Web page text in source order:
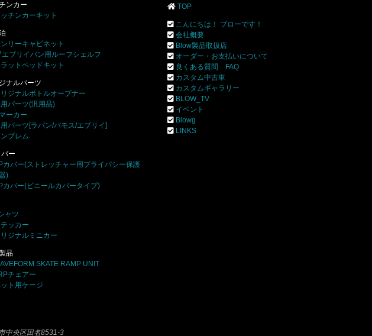
ンカー
チンカーキット
ンリーキャビネット
エブリイバン用ルーフシェルフ
ットベッドキット
ナルパーツ
ジナルボトルオープナー
パーツ(汎用品)
ーカー
パーツ[ラパン/バモス/エブリイ]
ブレム
バー
カバー(ストレッチャー用プライバシー保護
)
カバー(ビニールカバータイプ)
ャツ
ッカー
ジナルミニカー
品
SKATE RAMP UNIT
チェアー
ト用ケージ
TOP
こんにちは！ ブローです！
会社概要
Blow製品取扱店
オーダー・お支払いについて
良くある質問 FAQ
カスタム中古車
カスタムギャラリー
BLOW_TV
イベント
Blowg
LINKS
中央区田名8531-3